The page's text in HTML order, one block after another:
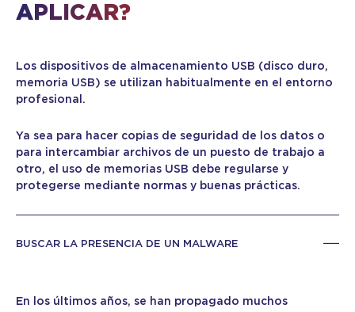
APLICAR?
Los dispositivos de almacenamiento USB (disco duro,
memoria USB) se utilizan habitualmente en el entorno
profesional.
Ya sea para hacer copias de seguridad de los datos o
para intercambiar archivos de un puesto de trabajo a
otro, el uso de memorias USB debe regularse y
protegerse mediante normas y buenas prácticas.
BUSCAR LA PRESENCIA DE UN MALWARE
En los últimos años, se han propagado muchos